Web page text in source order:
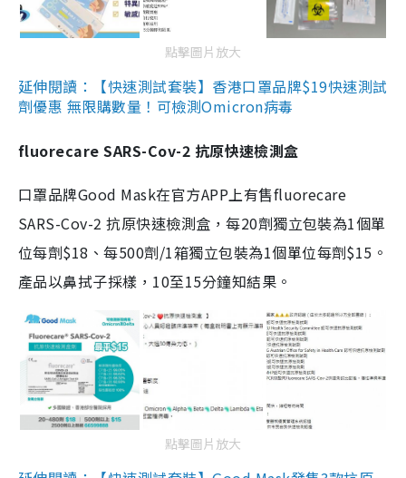
點擊圖片放大
延伸閱讀：【快速測試套裝】香港口罩品牌$19快速測試
劑優惠 無限購數量！可檢測Omicron病毒
fluorecare SARS-Cov-2 抗原快速檢測盒
口罩品牌Good Mask在官方APP上有售fluorecare
SARS-Cov-2 抗原快速檢測盒，每20劑獨立包裝為1個單
位每劑$18、每500劑/1箱獨立包裝為1個單位每劑$15。
產品以鼻拭子採樣，10至15分鐘知結果。
點擊圖片放大